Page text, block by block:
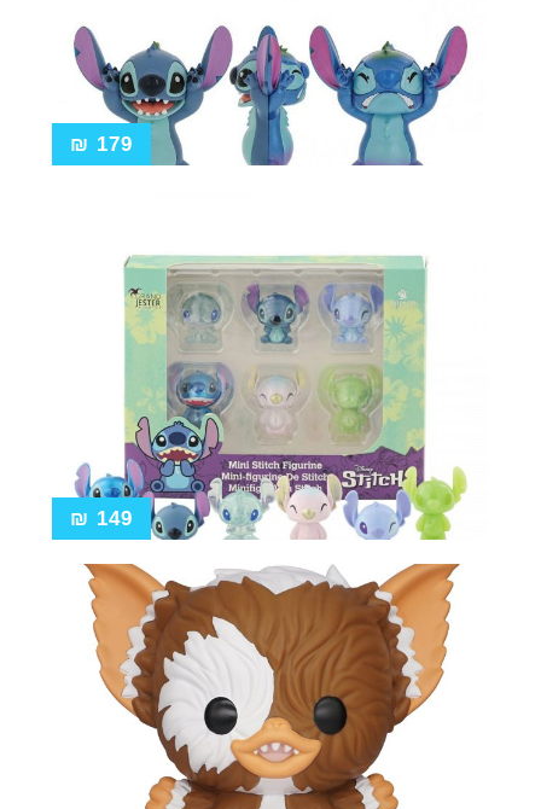
179
₪
149
₪